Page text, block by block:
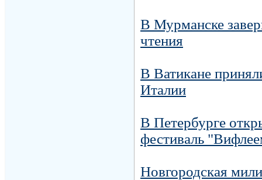
В Мурманске
чтения
В Ватикане
Италии
В Петербурге
фестиваль
Новгородская